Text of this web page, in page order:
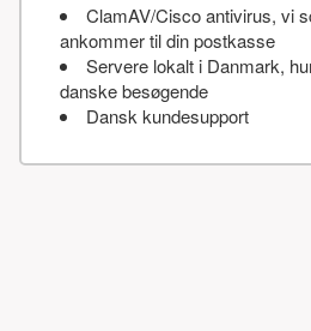
ClamAV/Cisco antivirus, vi
ankommer til din postkasse
Servere lokalt i Danmark,
danske besøgende
Dansk kundesupport